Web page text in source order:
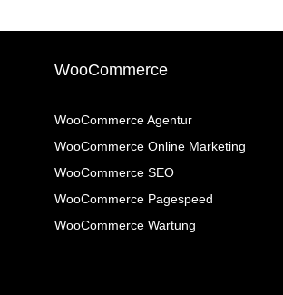
WooCommerce
WooCommerce Agentur
WooCommerce Online Marketing
WooCommerce SEO
WooCommerce Pagespeed
WooCommerce Wartung